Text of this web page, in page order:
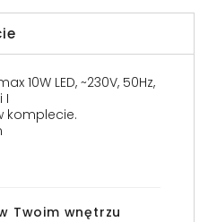
10W LED, ~230V, 50Hz,
I
komplecie.
Twoim wnętrzu